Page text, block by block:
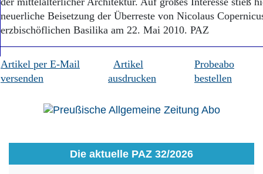
neuerliche Beisetzung der Überreste von Nicolaus
erzbischöflichen Basilika am 22. Mai 2010. PAZ
Artikel per E-Mail
versenden
Artikel
ausdrucken
Probeabo
bestellen
Die aktuelle PAZ 32/2026